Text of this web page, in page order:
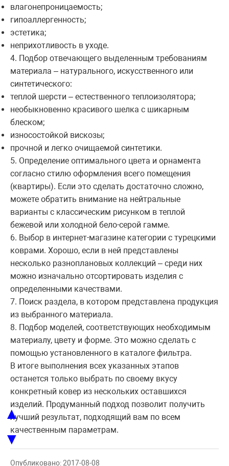
влагонепроницаемость;
гипоаллергенность;
эстетика;
неприхотливость в уходе.
4. Подбор отвечающего выделенным требованиям
материала – натурального, искусственного или
синтетического:
теплой шерсти – естественного теплоизолятора;
необыкновенно красивого шелка с шикарным
блеском;
износостойкой вискозы;
прочной и легко очищаемой синтетики.
5. Определение оптимального цвета и орнамента
согласно стилю оформления всего помещения
(квартиры). Если это сделать достаточно сложно,
можете обратить внимание на нейтральные
варианты с классическим рисунком в теплой
бежевой или холодной бело-серой гамме.
6. Выбор в интернет-магазине категории с турецкими
коврами. Хорошо, если в ней представлены
несколько разноплановых коллекций – среди них
можно изначально отсортировать изделия с
определенными качествами.
7. Поиск раздела, в котором представлена продукция
из выбранного материала.
8. Подбор моделей, соответствующих необходимым
материалу, цвету и форме. Это можно сделать с
помощью установленного в каталоге фильтра.
В итоге выполнения всех указанных этапов
останется только выбрать по своему вкусу
конкретный ковер из нескольких оставшихся
изделий. Продуманный подход позволит получить
лучший результат, подходящий вам по всем
качественным параметрам.
Опубликовано: 2017-08-08
▲
▼